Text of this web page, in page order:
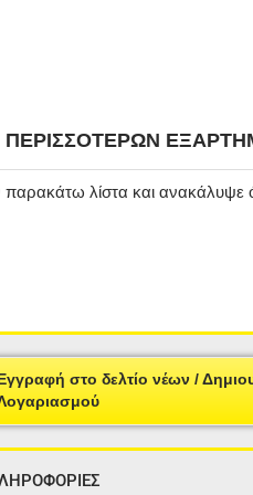
λίστα και ανακάλυψε
Εγγραφή στο δελτίο νέων /